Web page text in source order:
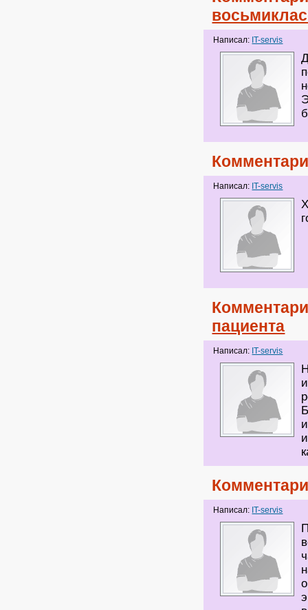
Написал: IT-servis
Написал: IT-servis
пациента
Написал: IT-servis
Написал: IT-servis